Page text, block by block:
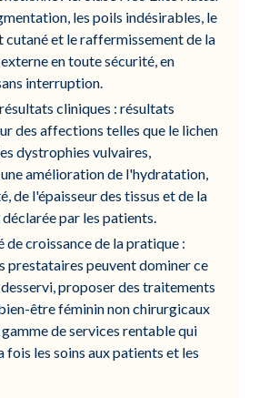
les poils indésirables, le
cutané et le raffermissement de la
en toute sécurité, en
interruption.
cliniques : résultats
des affections telles que le lichen
dystrophies vulvaires,
amélioration de l'hydratation,
de l'épaisseur des tissus et de la
par les patients.
croissance de la pratique :
prestataires peuvent dominer ce
proposer des traitements
être féminin non chirurgicaux
de services rentable qui
fois les soins aux patients et les